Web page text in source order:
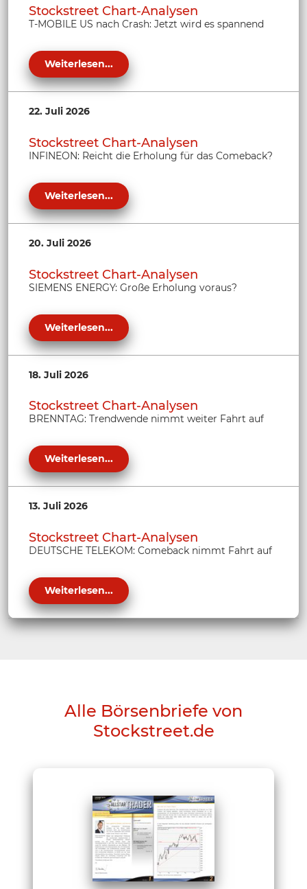
Stockstreet Chart-Analysen
T-MOBILE US nach Crash: Jetzt wird es spannend
Weiterlesen...
22. Juli 2026
Stockstreet Chart-Analysen
INFINEON: Reicht die Erholung für das Comeback?
Weiterlesen...
20. Juli 2026
Stockstreet Chart-Analysen
SIEMENS ENERGY: Große Erholung voraus?
Weiterlesen...
18. Juli 2026
Stockstreet Chart-Analysen
BRENNTAG: Trendwende nimmt weiter Fahrt auf
Weiterlesen...
13. Juli 2026
Stockstreet Chart-Analysen
DEUTSCHE TELEKOM: Comeback nimmt Fahrt auf
Weiterlesen...
Alle Börsenbriefe von
Stockstreet.de